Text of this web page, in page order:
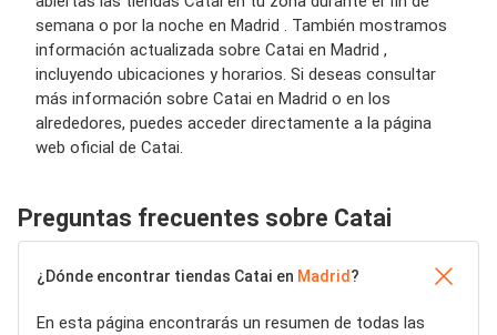
semana o por la noche en Madrid . También mostramos
información actualizada sobre Catai en Madrid ,
incluyendo ubicaciones y horarios. Si deseas consultar
más información sobre Catai en Madrid o en los
alrededores, puedes acceder directamente a la página
web oficial de Catai.
Preguntas frecuentes sobre Catai
¿Dónde encontrar tiendas Catai en Madrid ?
En esta página encontrarás un resumen de todas las